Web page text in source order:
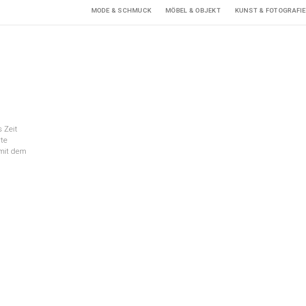
MODE & SCHMUCK MÖBEL & OBJEKT KUNST & FOTOGRAFIE
Zeit
dem